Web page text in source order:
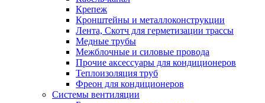
Крепеж
Кронштейны и металлоконструкции
Лента, Скотч для герметизации трассы
Медные трубы
Межблочные и силовые провода
Прочие аксессуары для кондиционеров
Теплоизоляция труб
Фреон для кондиционеров
Системы вентиляции